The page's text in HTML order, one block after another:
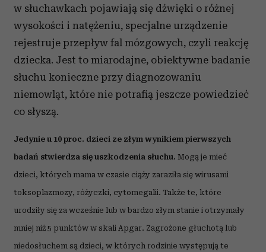
w słuchawkach pojawiają się dźwięki o różnej
wysokości i natężeniu, specjalne urządzenie
rejestruje przepływ fal mózgowych, czyli reakcję
dziecka. Jest to miarodajne, obiektywne badanie
słuchu konieczne przy diagnozowaniu
niemowląt, które nie potrafią jeszcze powiedzieć
co słyszą.
Jedynie u 10 proc. dzieci ze złym wynikiem pierwszych
badań stwierdza się uszkodzenia słuchu. Mogą je mieć
dzieci, których mama w czasie ciąży zaraziła się wirusami
toksoplazmozy, różyczki, cytomegalii. Także te, które
urodziły się za wcześnie lub w bardzo złym stanie i otrzymały
mniej niż 5 punktów w skali Apgar. Zagrożone głuchotą lub
niedosłuchem są dzieci, w których rodzinie występują te